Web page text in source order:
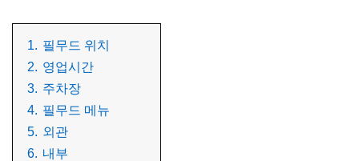
1. 필무드 위치
2. 영업시간
3. 주차장
4. 필무드 메뉴
5. 외관
6. 내부